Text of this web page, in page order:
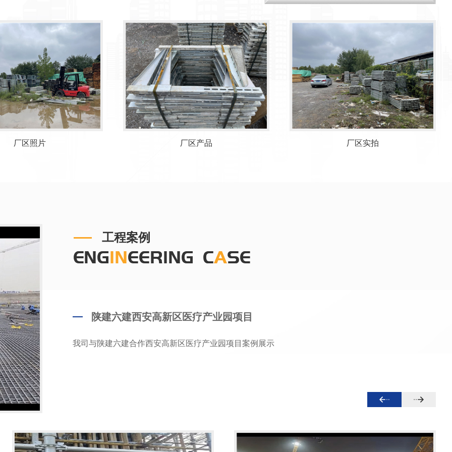
厂区产品 厂区实拍 厂区产品图
工程案例
陕建六建西安高新区医疗产业园项目
我司与陕建六建合作西安高新区医疗产业园项目案例展示